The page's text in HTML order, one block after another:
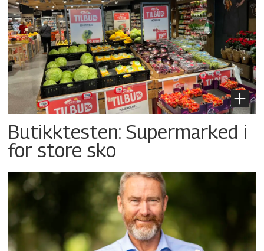
Butikktesten: Supermarked i
for store sko